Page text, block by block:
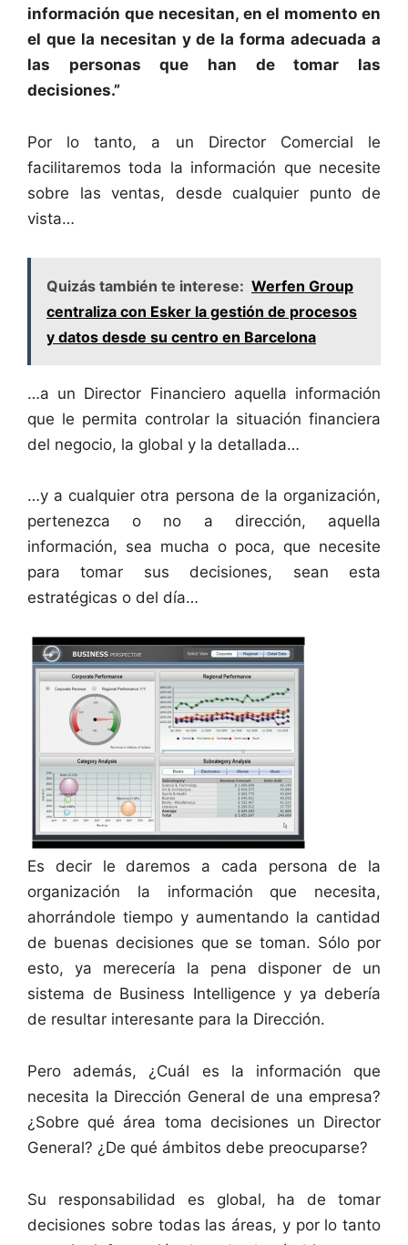
información que necesitan, en el momento en
el que la necesitan y de la forma adecuada a
las personas que han de tomar las
decisiones.”
Por lo tanto, a un Director Comercial le
facilitaremos toda la información que necesite
sobre las ventas, desde cualquier punto de
vista…
Quizás también te interese: Werfen Group
centraliza con Esker la gestión de procesos
y datos desde su centro en Barcelona
…a un Director Financiero aquella información
que le permita controlar la situación financiera
del negocio, la global y la detallada…
…y a cualquier otra persona de la organización,
pertenezca o no a dirección, aquella
información, sea mucha o poca, que necesite
para tomar sus decisiones, sean esta
estratégicas o del día…
Es decir le daremos a cada persona de la
organización la información que necesita,
ahorrándole tiempo y aumentando la cantidad
de buenas decisiones que se toman. Sólo por
esto, ya merecería la pena disponer de un
sistema de Business Intelligence y ya debería
de resultar interesante para la Dirección.
Pero además, ¿Cuál es la información que
necesita la Dirección General de una empresa?
¿Sobre qué área toma decisiones un Director
General? ¿De qué ámbitos debe preocuparse?
Su responsabilidad es global, ha de tomar
decisiones sobre todas las áreas, y por lo tanto